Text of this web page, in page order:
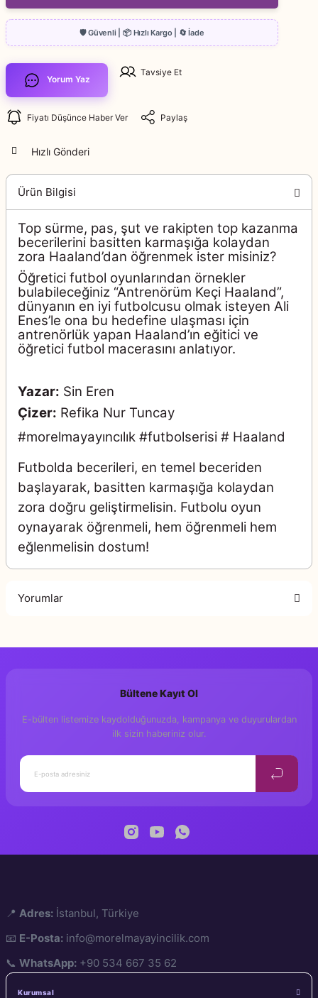
Yorum Yaz
Tavsiye Et
Fiyatı Düşünce Haber Ver Paylaş
Hızlı Gönderi
Ürün Bilgisi
Top sürme, pas, şut ve rakipten top kazanma
becerilerini basitten karmaşığa kolaydan
zora Haaland’dan öğrenmek ister misiniz?
Öğretici futbol oyunlarından örnekler
bulabileceğiniz “Antrenörüm Keçi Haaland”,
dünyanın en iyi futbolcusu olmak isteyen Ali
Enes’le ona bu hedefine ulaşması için
antrenörlük yapan Haaland’ın eğitici ve
öğretici futbol macerasını anlatıyor.
Yazar: Sin Eren
Çizer: Refika Nur Tuncay
#morelmayayıncılık #futbolserisi # Haaland
Futbolda becerileri, en temel beceriden
başlayarak, basitten karmaşığa kolaydan
zora doğru geliştirmelisin. Futbolu oyun
oynayarak öğrenmeli, hem öğrenmeli hem
eğlenmelisin dostum!
Yorumlar
Yorum Yaz
Bültene Kayıt Ol
E-bülten listemize kaydolduğunuzda, kampanya ve duyurulardan
ilk sizin haberiniz olur.
📍 Adres: İstanbul, Türkiye
📧 E-Posta: info@morelmayayincilik.com
📞 WhatsApp: +90 534 667 35 62
Kurumsal